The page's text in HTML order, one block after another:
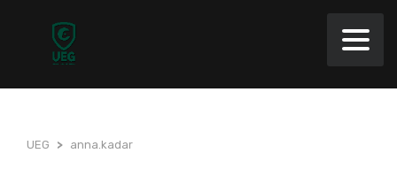
UEG > anna.kadar